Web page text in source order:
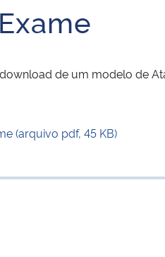
Gabinete de Segurança
de um modelo de
(arquivo pdf, 45 KB)